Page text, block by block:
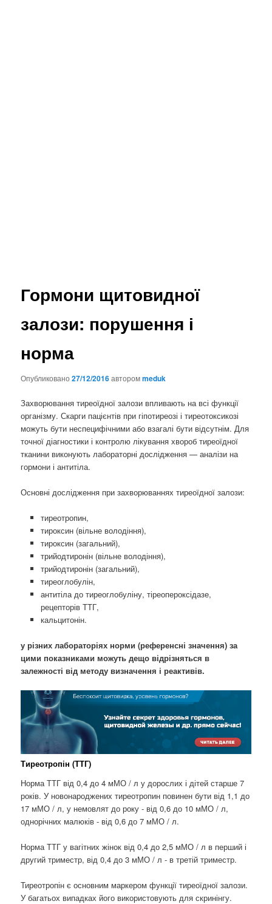
Гормони щитовидної
залози: порушення і
норма
Опубликовано27/12/2016авторомmeduk
Захворювання тиреоїдної залози впливають на всі функції
організму. Скарги пацієнтів при гіпотиреозі і тиреотоксикозі
можуть бути неспецифічними або взагалі бути відсутнім.Для
точної діагностики і контролю лікування хвороб тиреоїдної
тканини виконують лабораторні дослідження — аналізи на
гормони і антитіла.
Основні дослідження при захворюваннях тиреоїдної залози:
тиреотропин,
тироксин (вільне володіння),
тироксин (загальний),
трийодтиронін (вільне володіння),
трийодтиронін (загальний),
тиреоглобулін,
антитіла до тиреоглобуліну, тіреопероксідазе,
рецепторів ТТГ,
кальцитонін.
у різних лабораторіях норми (референсні значення) за
цими показниками можуть дещо відрізняться в
залежності від методу визначення і реактивів.
Тиреотропін (ТТГ)
Норма ТТГ від 0,4 до 4 мМО / л у дорослих і дітей старше 7
років. У новонароджених тиреотропин повинен бути від 1,1 до
17 мМО / л, у немовлят до року - від 0,6 до 10 мМО / л,
однорічних малюків - від 0,6 до 7 мМО / л.
Норма ТТГ у вагітних жінок від 0,4 до 2,5 мМО / л в перший і
другий триместр, від 0,4 до 3 мМО / л - в третій триместр.
Тиреотропін є основним маркером функції тиреоїдної залози.
У багатьох випадках його використовують для скринінгу.